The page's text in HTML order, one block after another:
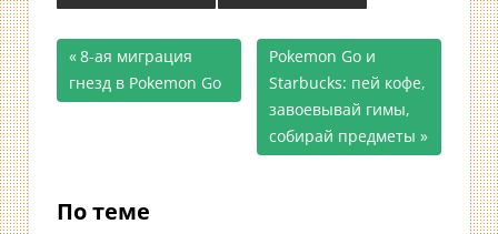
Навигация
Предыдущая
запись;
8-ая миграция
гнезд в Pokemon Go
Следующая
запись:
Pokemon Go и
Starbucks: пей кофе,
завоевывай гимы,
собирай предметы
По теме